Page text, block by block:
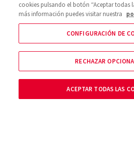
SOBRE NOSOTROS
cookies pulsando el botón “Aceptar todas
más información puedes visitar nuestra
CONFIGURACIÓN DE
RECHAZAR
ACEPTAR TODAS LAS